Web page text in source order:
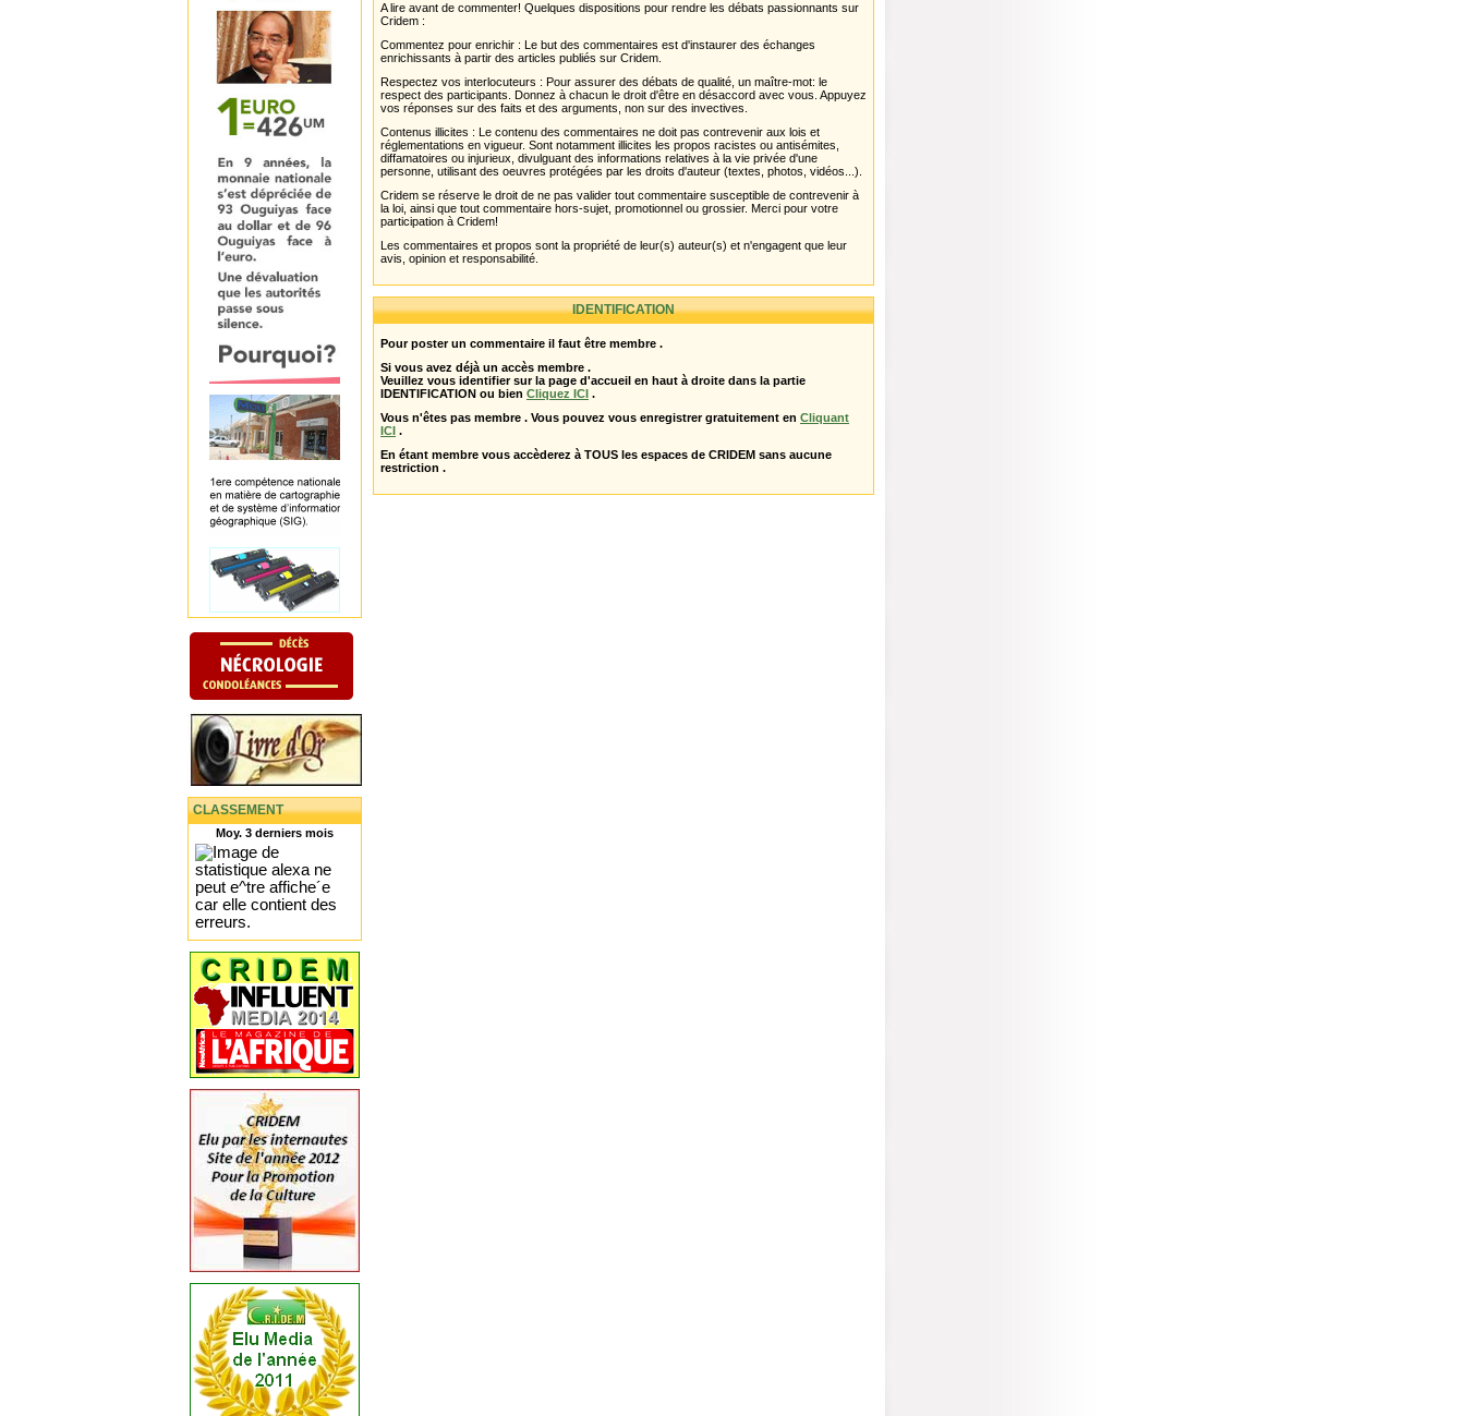
CLASSEMENT
Moy. 3 derniers mois
A lire avant de commenter! Quelques dispositions pour rendre les débats passionnants sur
Cridem :
Commentez pour enrichir : Le but des commentaires est d'instaurer des échanges
enrichissants à partir des articles publiés sur Cridem.
Respectez vos interlocuteurs : Pour assurer des débats de qualité, un maître-mot: le
respect des participants. Donnez à chacun le droit d'être en désaccord avec vous. Appuyez
vos réponses sur des faits et des arguments, non sur des invectives.
Contenus illicites : Le contenu des commentaires ne doit pas contrevenir aux lois et
réglementations en vigueur. Sont notamment illicites les propos racistes ou antisémites,
diffamatoires ou injurieux, divulguant des informations relatives à la vie privée d'une
personne, utilisant des oeuvres protégées par les droits d'auteur (textes, photos, vidéos...).
Cridem se réserve le droit de ne pas valider tout commentaire susceptible de contrevenir à
la loi, ainsi que tout commentaire hors-sujet, promotionnel ou grossier. Merci pour votre
participation à Cridem!
Les commentaires et propos sont la propriété de leur(s) auteur(s) et n'engagent que leur
avis, opinion et responsabilité.
IDENTIFICATION
Pour poster un commentaire il faut être membre .
Si vous avez déjà un accès membre .
Veuillez vous identifier sur la page d'accueil en haut à droite dans la partie
IDENTIFICATION ou bien Cliquez ICI .
Vous n'êtes pas membre . Vous pouvez vous enregistrer gratuitement en Cliquant
ICI .
En étant membre vous accèderez à TOUS les espaces de CRIDEM sans aucune
restriction .